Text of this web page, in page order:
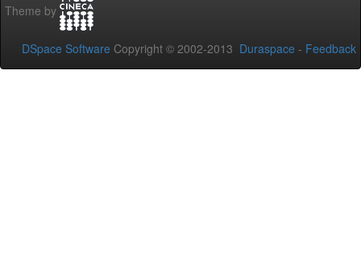
Theme by
DSpace Software Copyright © 2002-2013 Duraspace - Feedback